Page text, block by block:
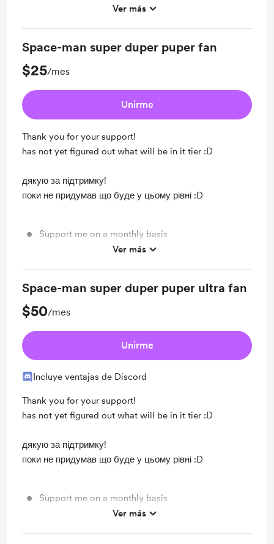
Unlock exclusive posts and messages
Ver más
Space-man super duper puper fan
$25/mes
Unirme
Thank you for your support!
has not yet figured out what will be in it tier :D
дякую за підтримку!
поки не придумав що буде у цьому рівні :D
Support me on a monthly basis
Unlock exclusive posts and messages
Ver más
Space-man super duper puper ultra fan
$50/mes
Unirme
Incluye ventajas de Discord
Thank you for your support!
has not yet figured out what will be in it tier :D
дякую за підтримку!
поки не придумав що буде у цьому рівні :D
Support me on a monthly basis
Unlock exclusive posts and messages
Ver más